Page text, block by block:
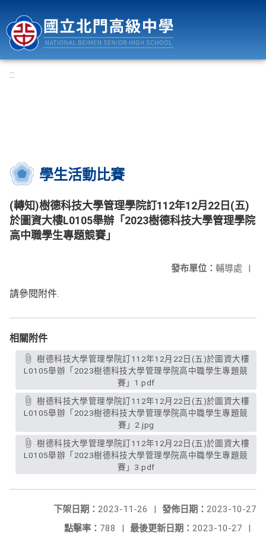
:::
學生活動比賽
(轉知)樹德科技大學管理學院訂112年12月22日(五)
於圖資大樓L0105舉辦「2023樹德科技大學管理學院
高中職學生專題競賽」
發布單位： 輔導處 |
請參閱附件.
相關附件
樹德科技大學管理學院訂112年12月22日(五)於圖資大樓
L0105舉辦「2023樹德科技大學管理學院高中職學生專題競
賽」1.pdf
樹德科技大學管理學院訂112年12月22日(五)於圖資大樓
L0105舉辦「2023樹德科技大學管理學院高中職學生專題競
賽」2.jpg
樹德科技大學管理學院訂112年12月22日(五)於圖資大樓
L0105舉辦「2023樹德科技大學管理學院高中職學生專題競
賽」3.pdf
發佈日期： 2023-10-27
下架日期： 2023-11-26
|
最後更新日期： 2023-10-27 |
點擊率： 788 |